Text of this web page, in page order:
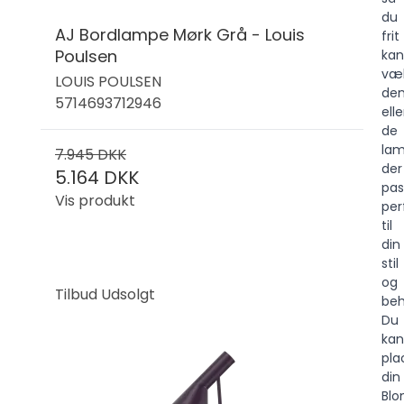
AJ Bordlampe Mørk Grå - Louis
Poulsen
LOUIS POULSEN
5714693712946
7.945 DKK
5.164 DKK
Vis produkt
Tilbud Udsolgt
du
frit
kan
de
der
til
din
stil
og
Du
kan
din